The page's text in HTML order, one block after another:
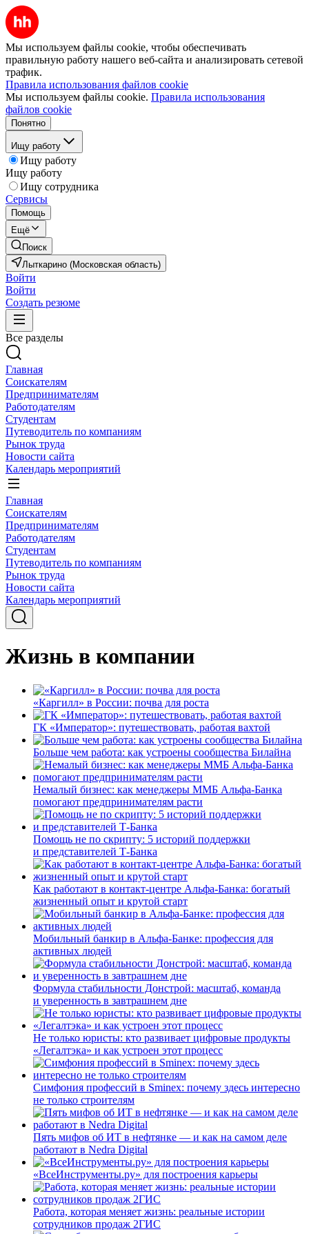
Мы используем файлы cookie, чтобы обеспечивать
правильную работу нашего веб-сайта и анализировать сетевой
трафик.
Правила использования файлов cookie
Мы используем файлы cookie. Правила использования
файлов cookie
Понятно
Ищу работу
Ищу работу
Ищу работу
Ищу сотрудника
Сервисы
Помощь
Ещё
Поиск
Лыткарино (Московская область)
Войти
Войти
Создать резюме
Все разделы
Главная
Соискателям
Предпринимателям
Работодателям
Студентам
Путеводитель по компаниям
Рынок труда
Новости сайта
Календарь мероприятий
Главная
Соискателям
Предпринимателям
Работодателям
Студентам
Путеводитель по компаниям
Рынок труда
Новости сайта
Календарь мероприятий
Жизнь в компании
«Каргилл» в России: почва для роста
ГК «Император»: путешествовать, работая вахтой
Больше чем работа: как устроены сообщества Билайна
Немалый бизнес: как менеджеры ММБ Альфа-Банка
помогают предпринимателям расти
Помощь не по скрипту: 5 историй поддержки
и представителей Т-Банка
Как работают в контакт-центре Альфа-Банка: богатый
жизненный опыт и крутой старт
Мобильный банкир в Альфа-Банке: профессия для
активных людей
Формула стабильности Донстрой: масштаб, команда
и уверенность в завтрашнем дне
Не только юристы: кто развивает цифровые продукты
«Легалтэка» и как устроен этот процесс
Симфония профессий в Sminex: почему здесь интересно
не только строителям
Пять мифов об ИТ в нефтянке — и как на самом деле
работают в Nedra Digital
«ВсеИнструменты.ру» для построения карьеры
Работа, которая меняет жизнь: реальные истории
сотрудников продаж 2ГИС